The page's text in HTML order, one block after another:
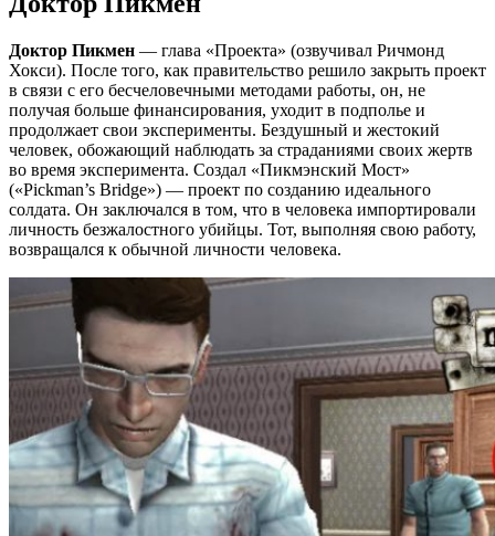
Доктор Пикмен — глава «Проекта» (озвучивал Ричмонд
Хокси). После того, как правительство решило закрыть проект
в связи с его бесчеловечными методами работы, он, не
получая больше финансирования, уходит в подполье и
продолжает свои эксперименты. Бездушный и жестокий
человек, обожающий наблюдать за страданиями своих жертв
во время эксперимента. Создал «Пикмэнский Мост»
(«Pickman’s Bridge») — проект по созданию идеального
солдата. Он заключался в том, что в человека импортировали
личность безжалостного убийцы. Тот, выполняя свою работу,
возвращался к обычной личности человека.